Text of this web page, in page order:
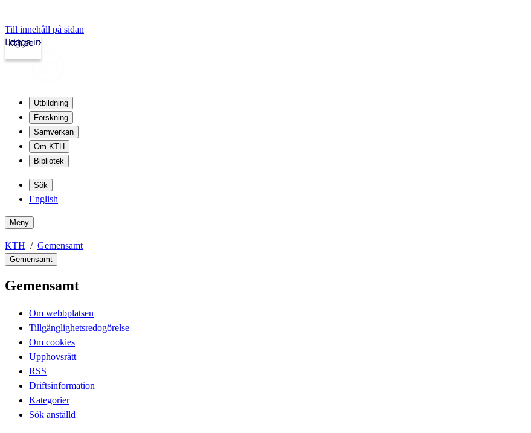
Till innehåll på sidan
kth.se
Logga in
Utbildning
Forskning
Samverkan
Om KTH
Bibliotek
Sök
English
Meny
KTH Gemensamt
Gemensamt
Gemensamt
Om webbplatsen
Tillgänglighetsredogörelse
Om cookies
Upphovsrätt
RSS
Driftsinformation
Kategorier
Sök anställd